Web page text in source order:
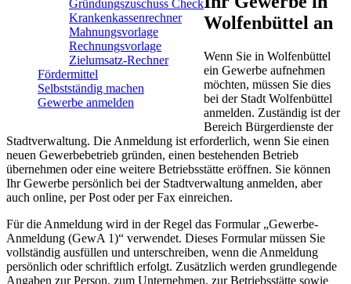
Gründungszuschuss Check
Krankenkassenrechner
Mahnungsvorlage
Rechnungsvorlage
Zielumsatz-Rechner
Fördermittel
Selbstständig machen
Gewerbe anmelden
Wolfenbüttel an
Wenn Sie in Wolfenbüttel
ein Gewerbe aufnehmen
möchten, müssen Sie dies
bei der Stadt Wolfenbüttel
anmelden. Zuständig ist der
Bereich Bürgerdienste der
Stadtverwaltung. Die Anmeldung ist erforderlich, wenn Sie einen
neuen Gewerbebetrieb gründen, einen bestehenden Betrieb
übernehmen oder eine weitere Betriebsstätte eröffnen. Sie können
Ihr Gewerbe persönlich bei der Stadtverwaltung anmelden, aber
auch online, per Post oder per Fax einreichen.
Für die Anmeldung wird in der Regel das Formular „Gewerbe-
Anmeldung (GewA 1)“ verwendet. Dieses Formular müssen Sie
vollständig ausfüllen und unterschreiben, wenn die Anmeldung
persönlich oder schriftlich erfolgt. Zusätzlich werden grundlegende
Angaben zur Person, zum Unternehmen, zur Betriebsstätte sowie